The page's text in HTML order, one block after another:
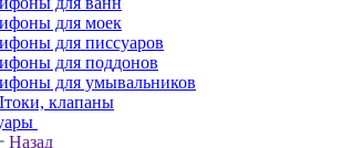
для моек
для писсуаров
для поддонов
для умывальников
клапаны
Назад